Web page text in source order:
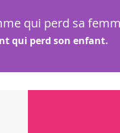
qui perd sa
qui perd son enfant.